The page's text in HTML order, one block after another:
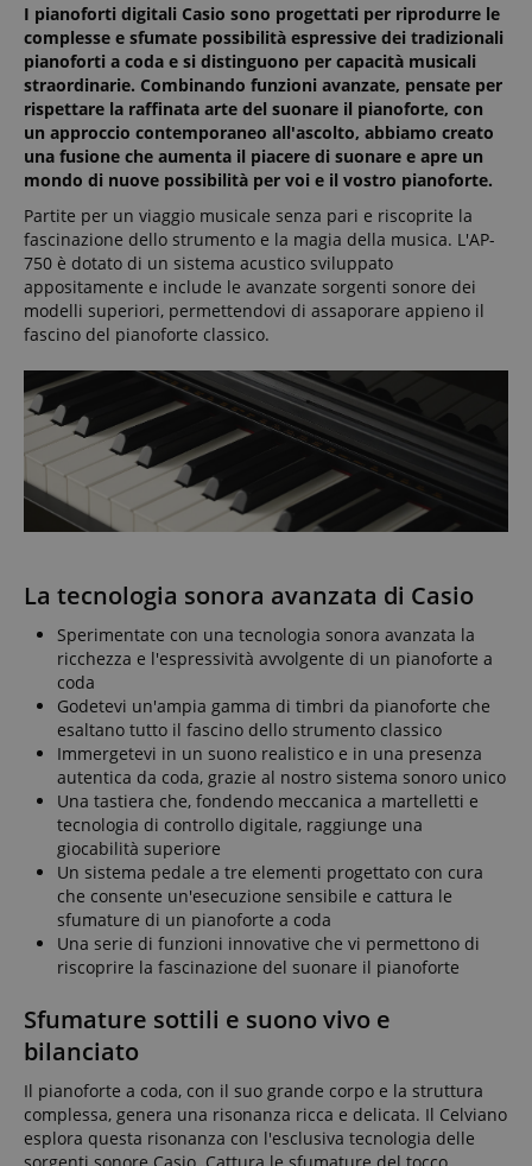
I pianoforti digitali Casio sono progettati per riprodurre le
complesse e sfumate possibilità espressive dei tradizionali
pianoforti a coda e si distinguono per capacità musicali
straordinarie. Combinando funzioni avanzate, pensate per
rispettare la raffinata arte del suonare il pianoforte, con
un approccio contemporaneo all'ascolto, abbiamo creato
una fusione che aumenta il piacere di suonare e apre un
mondo di nuove possibilità per voi e il vostro pianoforte.
Partite per un viaggio musicale senza pari e riscoprite la
fascinazione dello strumento e la magia della musica. L'AP-
750 è dotato di un sistema acustico sviluppato
appositamente e include le avanzate sorgenti sonore dei
modelli superiori, permettendovi di assaporare appieno il
fascino del pianoforte classico.
La tecnologia sonora avanzata di Casio
Sperimentate con una tecnologia sonora avanzata la
ricchezza e l'espressività avvolgente di un pianoforte a
coda
Godetevi un'ampia gamma di timbri da pianoforte che
esaltano tutto il fascino dello strumento classico
Immergetevi in un suono realistico e in una presenza
autentica da coda, grazie al nostro sistema sonoro unico
Una tastiera che, fondendo meccanica a martelletti e
tecnologia di controllo digitale, raggiunge una
giocabilità superiore
Un sistema pedale a tre elementi progettato con cura
che consente un'esecuzione sensibile e cattura le
sfumature di un pianoforte a coda
Una serie di funzioni innovative che vi permettono di
riscoprire la fascinazione del suonare il pianoforte
Sfumature sottili e suono vivo e
bilanciato
Il pianoforte a coda, con il suo grande corpo e la struttura
complessa, genera una risonanza ricca e delicata. Il Celviano
esplora questa risonanza con l'esclusiva tecnologia delle
sorgenti sonore Casio. Cattura le sfumature del tocco,